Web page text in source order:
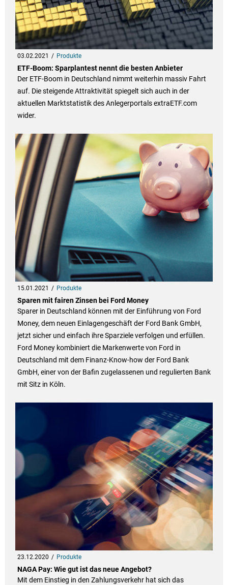
03.02.2021 Produkte
ETF-Boom: Sparplantest nennt die besten Anbieter
Der ETF-Boom in Deutschland nimmt weiterhin massiv Fahrt
auf. Die steigende Attraktivität spiegelt sich auch in der
aktuellen Marktstatistik des Anlegerportals extraETF.com
wider.
15.01.2021 Produkte
Sparen mit fairen Zinsen bei Ford Money
Sparer in Deutschland können mit der Einführung von Ford
Money, dem neuen Einlagengeschäft der Ford Bank GmbH,
jetzt sicher und einfach ihre Sparziele verfolgen und erfüllen.
Ford Money kombiniert die Markenwerte von Ford in
Deutschland mit dem Finanz-Know-how der Ford Bank
GmbH, einer von der Bafin zugelassenen und regulierten Bank
mit Sitz in Köln.
23.12.2020 Produkte
NAGA Pay: Wie gut ist das neue Angebot?
Mit dem Einstieg in den Zahlungsverkehr hat sich das